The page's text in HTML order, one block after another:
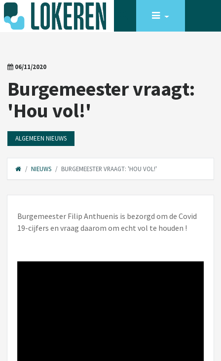
06/11/2020
Burgemeester vraagt:
'Hou vol!'
ALGEMEEN NIEUWS
NIEUWS BURGEMEESTER VRAAGT: 'HOU VOL!'
Burgemeester Filip Anthuenis is bezorgd om de Covid
19-cijfers en vraag daarom om echt vol te houden !